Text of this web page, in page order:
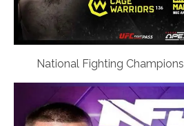
National Fighting